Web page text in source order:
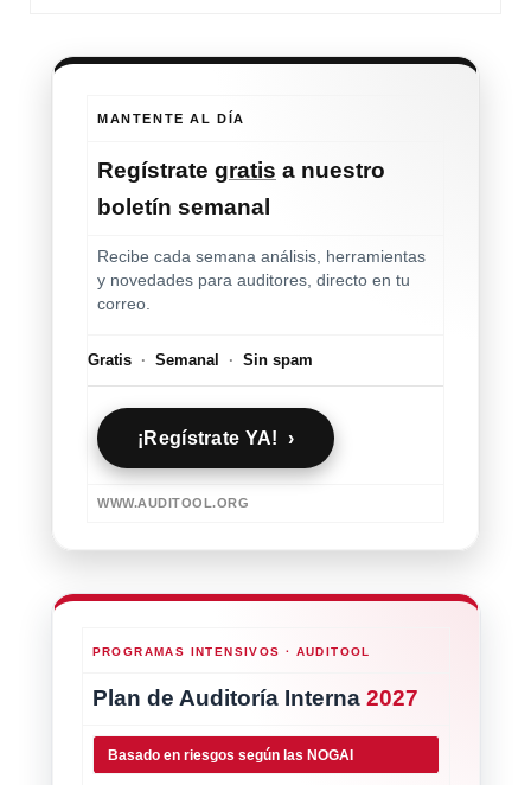
MANTENTE AL DÍA
Regístrate gratis a nuestro
boletín semanal
Recibe cada semana análisis, herramientas
y novedades para auditores, directo en tu
correo.
Gratis · Semanal · Sin spam
¡Regístrate YA! ›
WWW.AUDITOOL.ORG
PROGRAMAS INTENSIVOS · AUDITOOL
Plan de Auditoría Interna 2027
Basado en riesgos según las NOGAI